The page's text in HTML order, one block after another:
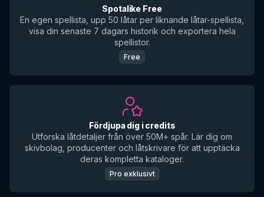
Spotalike Free
En egen spellista, upp 50 låtar per liknande låtar-spellista,
visa din senaste 7 dagars historik och exportera hela
spellistor.
Free
Fördjupa dig i credits
Utforska låtdetaljer från över 50M+ spår. Lär dig om
skivbolag, producenter och låtskrivare för att upptäcka
deras kompletta kataloger.
Pro exklusivt